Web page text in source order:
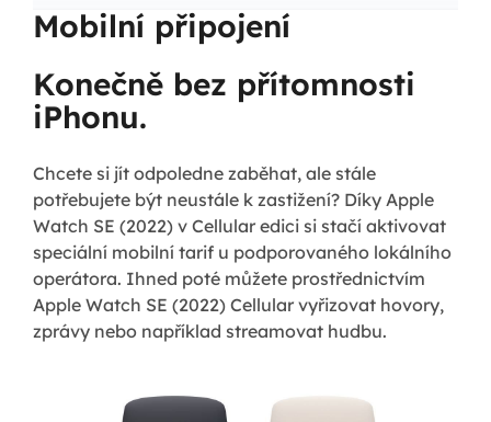
Mobilní připojení
Konečně bez přítomnosti
iPhonu.
Chcete si jít odpoledne zaběhat, ale stále
potřebujete být neustále k zastižení? Díky Apple
Watch SE (2022) v Cellular edici si stačí aktivovat
speciální mobilní tarif u podporovaného lokálního
operátora. Ihned poté můžete prostřednictvím
Apple Watch SE (2022) Cellular vyřizovat hovory,
zprávy nebo například streamovat hudbu.